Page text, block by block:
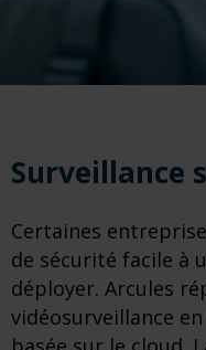
Surveillance
Certaines
de sécurité facile à
déployer. Arcules
vidéosurveillance